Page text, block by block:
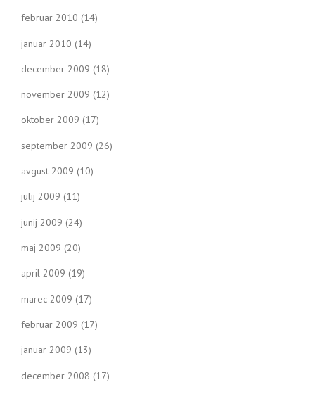
februar 2010 (14)
januar 2010 (14)
december 2009 (18)
november 2009 (12)
oktober 2009 (17)
september 2009 (26)
avgust 2009 (10)
julij 2009 (11)
junij 2009 (24)
maj 2009 (20)
april 2009 (19)
marec 2009 (17)
februar 2009 (17)
januar 2009 (13)
december 2008 (17)